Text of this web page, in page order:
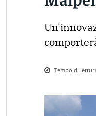
Tempo di